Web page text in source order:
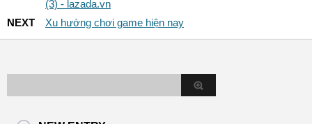
(3) - lazada.vn
NEXT
Xu hướng chơi game hiện nay